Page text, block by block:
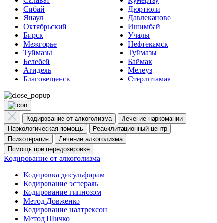
Сибай
Дюртюли
Янаул
Давлеканово
Октябрьский
Ишимбай
Бирск
Учалы
Межгорье
Нефтекамск
Туймазы
Туймазы
Белебей
Баймак
Агидель
Мелеуз
Благовещенск
Стерлитамак
Кодирование от алкоголизма
Лечение наркомании
Наркологическая помощь
Реабилитационный центр
Психотерапия
Лечение алкоголизма
Помощь при передозировке
Кодирование от алкоголизма
Кодировка дисульфирам
Кодирование эспераль
Кодирование гипнозом
Метод Довженко
Кодирование налтрексон
Метод Шичко